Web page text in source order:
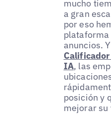
mucho
a gran
por eso
plataforma
anuncios.
IA, las
posición y
mejorar su